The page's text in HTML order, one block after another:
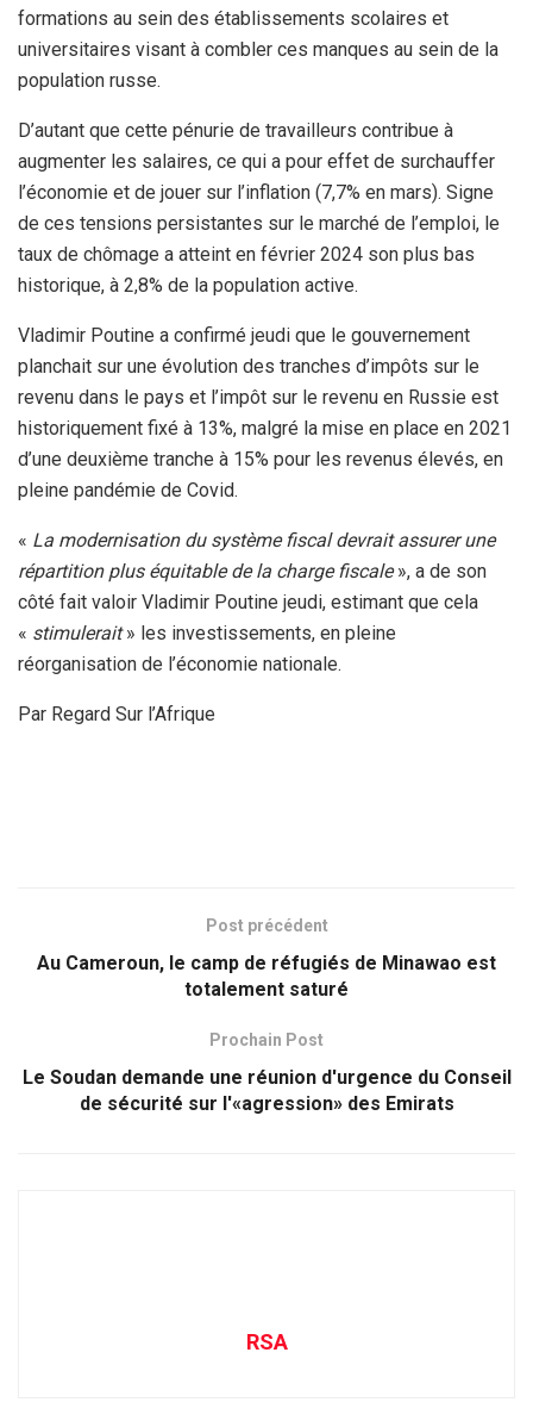
formations au sein des établissements scolaires et
universitaires visant à combler ces manques au sein de la
population russe.
D’autant que cette pénurie de travailleurs contribue à
augmenter les salaires, ce qui a pour effet de surchauffer
l’économie et de jouer sur l’inflation (7,7% en mars). Signe
de ces tensions persistantes sur le marché de l’emploi, le
taux de chômage a atteint en février 2024 son plus bas
historique, à 2,8% de la population active.
Vladimir Poutine a confirmé jeudi que le gouvernement
planchait sur une évolution des tranches d’impôts sur le
revenu dans le pays et l’impôt sur le revenu en Russie est
historiquement fixé à 13%, malgré la mise en place en 2021
d’une deuxième tranche à 15% pour les revenus élevés, en
pleine pandémie de Covid.
« La modernisation du système fiscal devrait assurer une
répartition plus équitable de la charge fiscale», a de son
côté fait valoir Vladimir Poutine jeudi, estimant que cela
« stimulerait» les investissements, en pleine
réorganisation de l’économie nationale.
Par Regard Sur l’Afrique
Post précédent
Au Cameroun, le camp de réfugiés de Minawao est
totalement saturé
Prochain Post
Le Soudan demande une réunion d'urgence du Conseil
de sécurité sur l'«agression» des Emirats
RSA